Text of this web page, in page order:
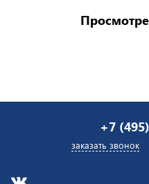
+7
заказать звонок